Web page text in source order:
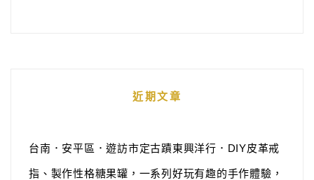
近期文章
台南．安平區．遊訪市定古蹟東興洋行．DIY皮革戒
指、製作性格糖果罐，一系列好玩有趣的手作體驗，